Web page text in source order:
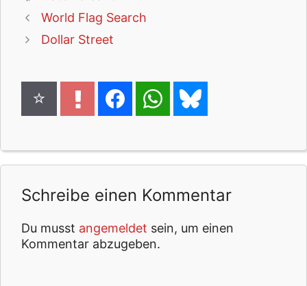
World Flag Search
Dollar Street
Schreibe einen Kommentar
Du musst angemeldet sein, um einen
Kommentar abzugeben.